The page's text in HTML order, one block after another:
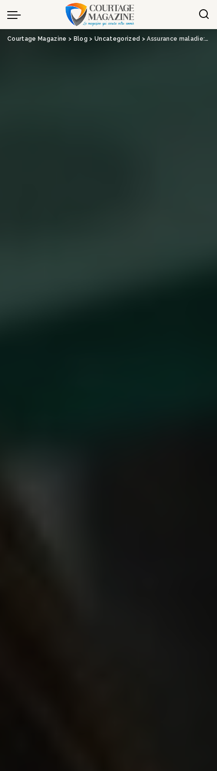
Panneau de gestion des cookies
Courtage Magazine > Blog > Uncategorized >Assurance maladie: «On craint une hausse des primes de près de 5%»